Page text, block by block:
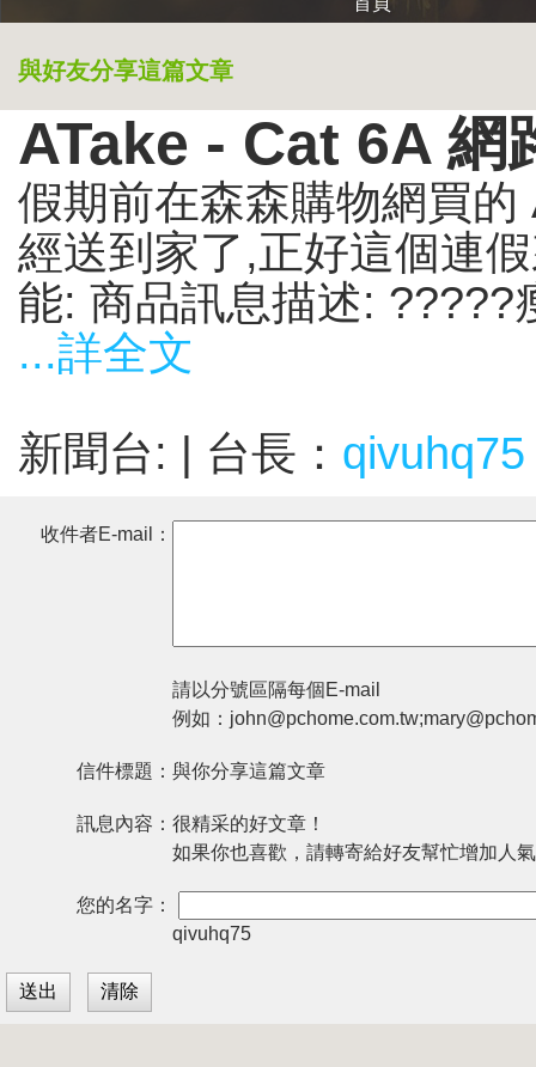
與好友分享這篇文章
ATake - Cat 6A 網
假期前在森森購物網買的
經送到家了,正好這個連
能: 商品訊息描述: ?????
...詳全文
新聞台: | 台長： qivuhq75
收件者E-mail：
請以分號區隔每個E-mail
例如：
信件標題： 與你分享這篇文章
訊息內容： 很精采的好文章！
如果你也喜歡，請轉寄給好友幫忙增加人
您的名字：
qivuhq75